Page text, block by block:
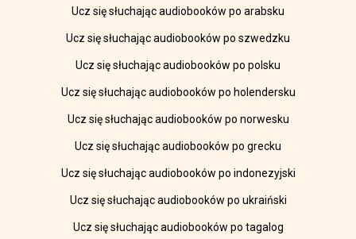
Ucz się słuchając audiobooków po arabsku
Ucz się słuchając audiobooków po szwedzku
Ucz się słuchając audiobooków po polsku
Ucz się słuchając audiobooków po holendersku
Ucz się słuchając audiobooków po norwesku
Ucz się słuchając audiobooków po grecku
Ucz się słuchając audiobooków po indonezyjski
Ucz się słuchając audiobooków po ukraiński
Ucz się słuchając audiobooków po tagalog